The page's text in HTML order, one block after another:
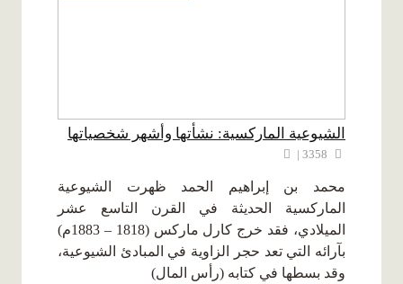
الشيوعية الماركسية: نشأتها وأشهر شخصياتها
محمد بن إبراهيم الحمد ظهرت الشيوعية
الماركسية الحديثة في القرن التاسع عشر
الميلادي، فقد خرج كارل ماركس (1818 – 1883م)
بآرائه التي تعد حجر الزاوية في المبادئ الشيوعية،
وقد بسطها في كتابه (رأس المال)